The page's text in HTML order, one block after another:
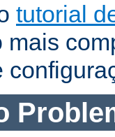
tutorial
mais